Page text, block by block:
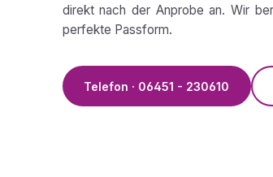
direkt nach der Anprobe an. Wir
perfekte Passform.
Telefon · 06451 - 230610